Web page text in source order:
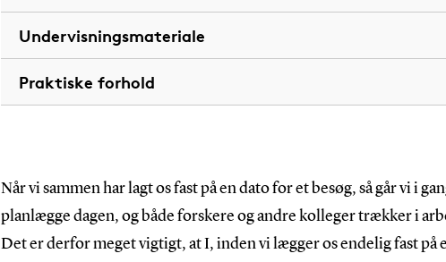
Undervisningsmateriale
Praktiske forhold
Når vi sammen har lagt os fast på en dato for et besøg, så går vi i
planlægge dagen, og både forskere og andre kolleger trækker i
Det er derfor meget vigtigt, at I, inden vi lægger os endelig fast på